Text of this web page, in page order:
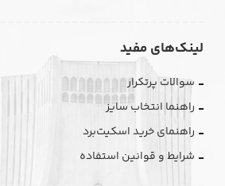
لینک‌های مفید
سوالات پرتکرار
راهنما انتخاب سایز
راهنمای خرید اسکیت‌برد
شرایط و قوانین استفاده